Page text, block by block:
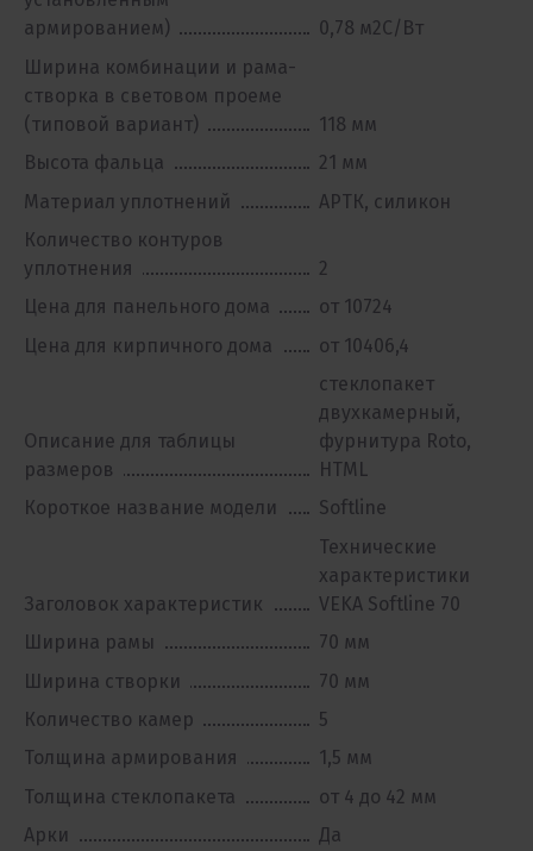
армированием)
0,78 м2С/Вт
Ширина комбинации и рама-
створка в световом проеме
(типовой вариант)
118 мм
Высота фальца
21 мм
Материал уплотнений
АРТК, силикон
Количество контуров
уплотнения
2
Цена для панельного дома
от 10724
Цена для кирпичного дома
от 10406,4
Описание для таблицы
размеров
стеклопакет
двухкамерный,
фурнитура Roto,
HTML
Короткое название модели
Softline
Заголовок характеристик
Технические
характеристики
VEKA Softline 70
Ширина рамы
70 мм
Ширина створки
70 мм
Количество камер
5
Толщина армирования
1,5 мм
Толщина стеклопакета
от 4 до 42 мм
Арки
Да